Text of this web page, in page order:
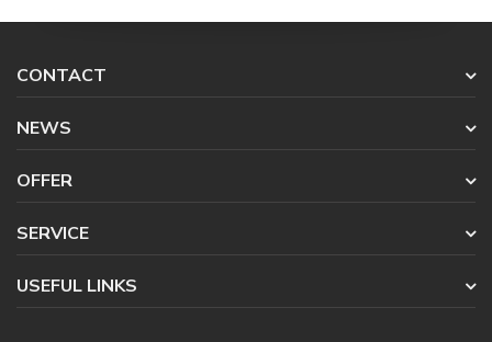
CONTACT
NEWS
OFFER
SERVICE
USEFUL LINKS